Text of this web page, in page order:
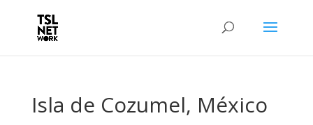
Isla de Cozumel, México